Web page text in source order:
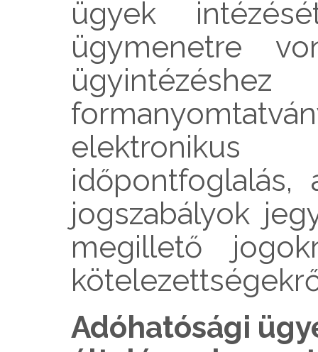
ügyek
ügymenetre
időpontfoglalás,
jogszabályok
megillető
Adóhatósági